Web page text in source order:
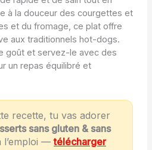
à la douceur des courgettes et
et du fromage, ce plat offre
aux traditionnels hot-dogs.
goût et servez-le avec des
un repas équilibré et
recette, tu vas adorer
sans gluten & sans
l’emploi —télécharger